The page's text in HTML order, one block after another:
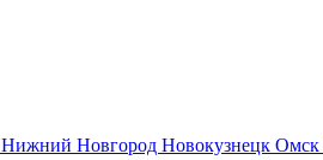
Нижний Новгород Новокузнецк Омск